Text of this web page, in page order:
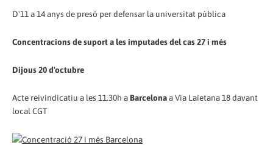
D'11 a 14 anys de presó per defensar la universitat pública
Concentracions de suport a les imputades del cas 27 i més
Dijous 20 d'octubre
Acte reivindicatiu a les 11.30h a Barcelonaa Via Laietana 18 davant
local CGT